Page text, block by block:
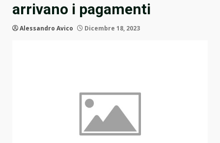
arrivano i pagamenti
Alessandro Avico Dicembre 18, 2023